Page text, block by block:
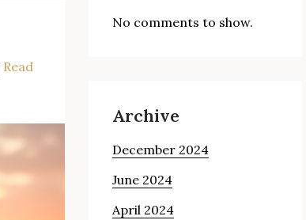
Read
No comments to show.
Archive
December 2024
June 2024
April 2024